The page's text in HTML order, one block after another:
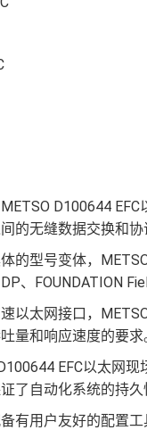
D100644
的无缝数据交换和协
的型号变体，
、FOUNDATION
以太网接口，
量和响应速度的要求
EFC以太网
了自动化系统的持久
有用户友好的配置